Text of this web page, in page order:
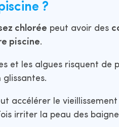
?
chlorée peut avoir des
piscine.
et les algues risquent de
accélérer le
irriter la peau des